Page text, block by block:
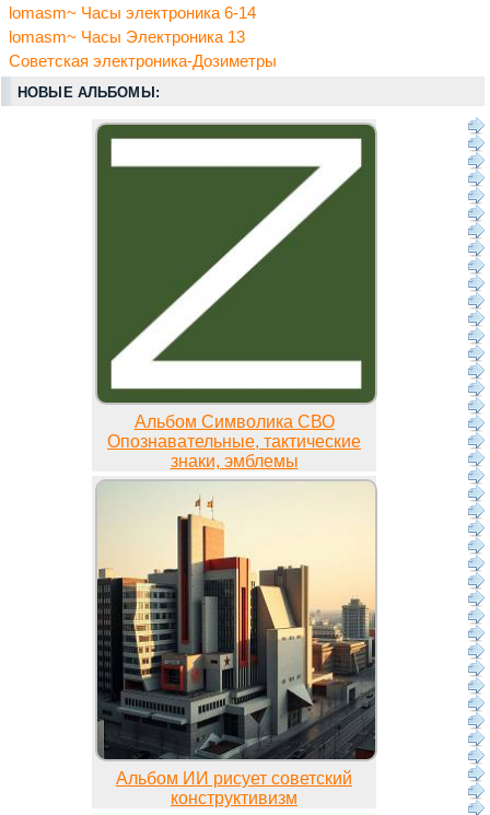
lomasm~ Часы электроника 6-14
lomasm~ Часы Электроника 13
Советская электроника-Дозиметры
НОВЫЕ АЛЬБОМЫ:
Альбом Символика СВО
Опознавательные, тактические
знаки, эмблемы
Альбом ИИ рисует советский
конструктивизм